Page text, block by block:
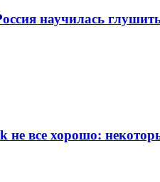
научилась
все хорошо: